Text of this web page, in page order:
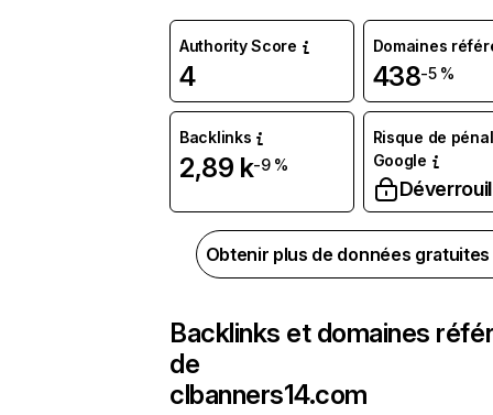
Authority Score
4
Domaines
438-5 %
Backlinks
2,89 k-9 %
Risque de
Google
Obtenir plus de données
Backlinks et domaines
de
clbanners14.com